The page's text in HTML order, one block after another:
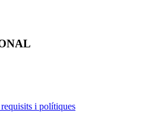
i polítiques